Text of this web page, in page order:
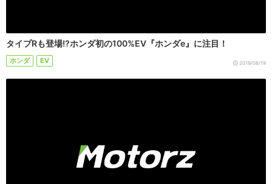
タイプRも登場!?ホンダ初の100%EV『ホンダe』に注目！
ホンダ EV 2019/08/19